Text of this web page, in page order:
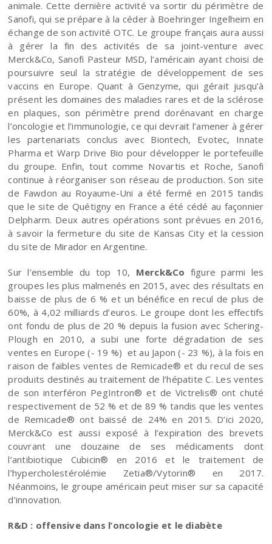
animale. Cette dernière activité va sortir du périmètre de
Sanofi, qui se prépare à la céder à Boehringer Ingelheim en
échange de son activité OTC. Le groupe français aura aussi
à gérer la fin des activités de sa joint-venture avec
Merck&Co, Sanofi Pasteur MSD, l’américain ayant choisi de
poursuivre seul la stratégie de développement de ses
vaccins en Europe. Quant à Genzyme, qui gérait jusqu’à
présent les domaines des maladies rares et de la sclérose
en plaques, son périmètre prend dorénavant en charge
l’oncologie et l’immunologie, ce qui devrait l’amener à gérer
les partenariats conclus avec Biontech, Evotec, Innate
Pharma et Warp Drive Bio pour développer le portefeuille
du groupe. Enfin, tout comme Novartis et Roche, Sanofi
continue à réorganiser son réseau de production. Son site
de Fawdon au Royaume-Uni a été fermé en 2015 tandis
que le site de Quétigny en France a été cédé au façonnier
Delpharm. Deux autres opérations sont prévues en 2016,
à savoir la fermeture du site de Kansas City et la cession
du site de Mirador en Argentine.
Sur l’ensemble du top 10, Merck&Co figure parmi les
groupes les plus malmenés en 2015, avec des résultats en
baisse de plus de 6 % et un bénéfice en recul de plus de
60%, à 4,02 milliards d’euros. Le groupe dont les effectifs
ont fondu de plus de 20 % depuis la fusion avec Schering-
Plough en 2010, a subi une forte dégradation de ses
ventes en Europe (- 19 %) et au Japon (- 23 %), à la fois en
raison de faibles ventes de Remicade® et du recul de ses
produits destinés au traitement de l’hépatite C. Les ventes
de son interféron PegIntron® et de Victrelis® ont chuté
respectivement de 52 % et de 89 % tandis que les ventes
de Remicade® ont baissé de 24% en 2015. D’ici 2020,
Merck&Co est aussi exposé à l’expiration des brevets
couvrant une douzaine de ses médicaments dont
l’antibiotique Cubicin® en 2016 et le traitement de
l’hypercholestérolémie Zetia®/Vytorin® en 2017.
Néanmoins, le groupe américain peut miser sur sa capacité
d’innovation.
R&D : offensive dans l’oncologie et le diabète